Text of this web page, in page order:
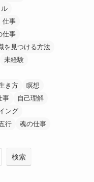
仕事
仕事
を見つける方法
未経験
き方
瞑想
事
自己理解
ング
行 魂の仕事
検索